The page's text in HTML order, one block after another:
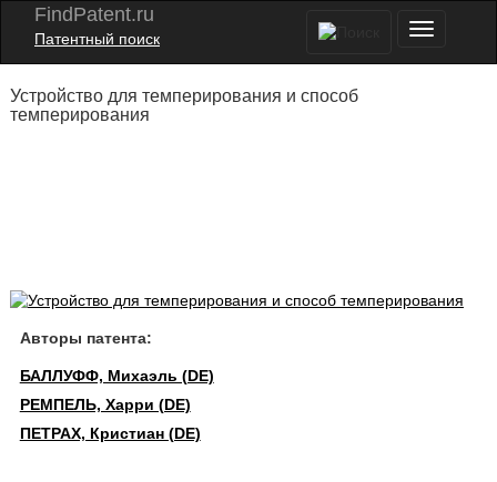
FindPatent.ru
Патентный поиск
Устройство для темперирования и способ
темперирования
Авторы патента:
БАЛЛУФФ, Михаэль (DE)
РЕМПЕЛЬ, Харри (DE)
ПЕТРАХ, Кристиан (DE)